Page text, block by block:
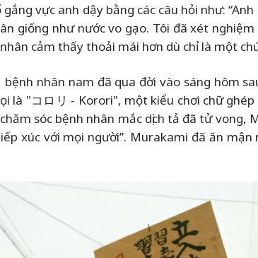
vực anh dậy bằng các câu hỏi như:
giống như nước vo gạo. Tôi đã xét
cảm thấy thoải mái hơn dù chỉ là một
nhân nam đã qua đời vào sáng hôm
là "コロリ - Korori", một kiểu chơi chữ
sóc bệnh nhân mắc dịch tả đã tử vong,
xúc với mọi người”. Murakami đã ăn mận